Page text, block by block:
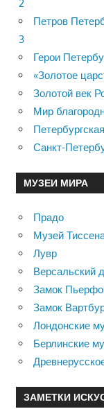
2
Петров
3
Герои
«Золотое
Золотой век
Мир
Санкт-
МУЗЕИ МИРА
Прадо
Музей
Лувр
Версальский
Замок
Замок
Лондонские
Берлинские
ЗАМЕТКИ